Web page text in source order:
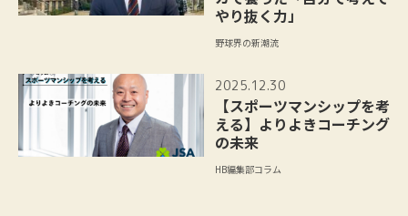
やり抜く力」
野球界の新潮流
2025.12.30
【スポーツマンシップを考
える】よりよきコーチング
の未来
HB編集部コラム